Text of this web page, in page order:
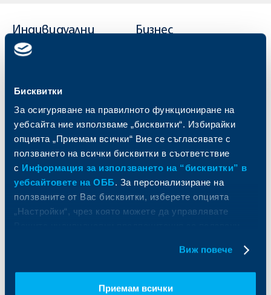
Бисквитки
За осигуряване на правилното функциониране на
уебсайта ние използваме „бисквитки“. Избирайки
опцията „Приемам всички“ Вие се съгласявате с
ползването на всички бисквитки в съответствие
с Информация за използването на “бисквитки” в
уебсайтовете на ОББ. За персонализиране на
ползваните от Вас бисквитки, изберете опцията
„Настройки“, чрез която можете да управлявате
Виж повече
Приемам всички
Индивидуални
клиенти
Спестявания и инвестиции
Частно банкиране
Застраховки
Актуализация на клиентски данни
Бизнес
ПОС терминали
Пазари, инвестиционно банкиране
и попечителски услуги
Факторинг
Кредити за собственици на фирми
За ОББ
Европейско финансиране
Групата на KBC
ОББ Интерлийз
ОББ Застрахователен брокер